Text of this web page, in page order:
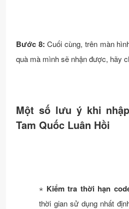
Bước 8: Cuối cùng, trên màn
quà mà mình sẽ nhận được, hãy
Một số lưu ý khi
Tam Quốc Luân Hồi
⋆ Kiểm tra thời hạn
thời gian sử dụng nhất